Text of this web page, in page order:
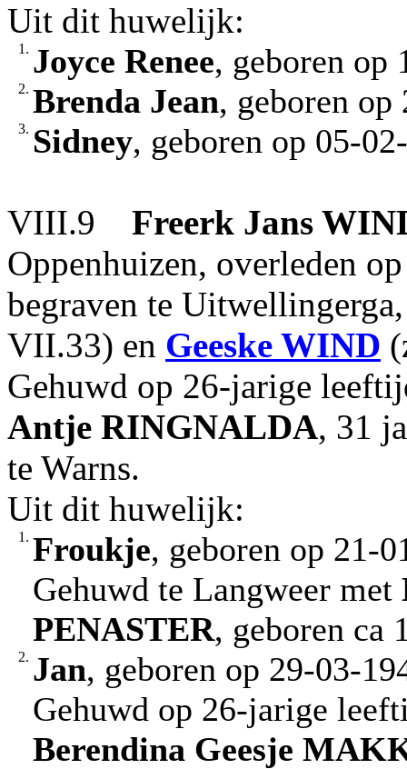
Uit dit huwelijk:
1. Joyce Renee, geboren op
2. Brenda Jean, geboren
3. Sidney, geboren op 05-
VIII.9 Freerk Jans
Oppenhuizen, overleden
begraven te
VII.33) en Geeske WIND
Gehuwd op 26-jarige
Antje RINGNALDA, 31
te Warns.
Uit dit huwelijk:
1. Froukje, geboren op 21-
Gehuwd te Langweer met
PENASTER, geboren ca
2. Jan, geboren op 29-03-
Gehuwd op 26-jarige
Berendina Geesje